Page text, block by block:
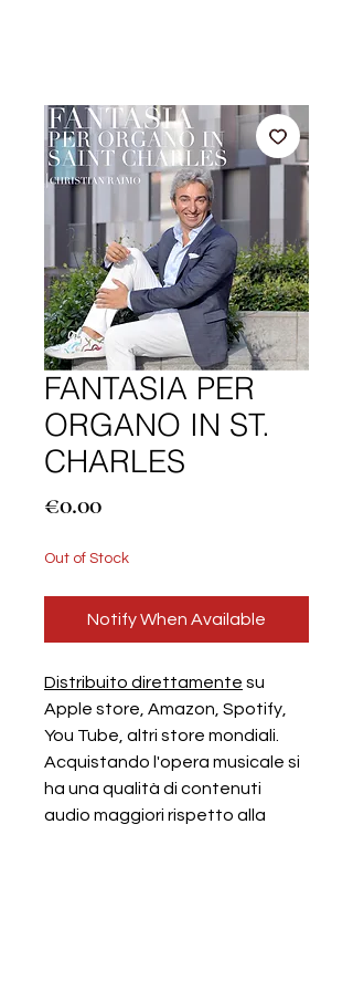
FANTASIA PER
ORGANO IN ST.
CHARLES
€0.00Price
Out of Stock
Notify When Available
Distribuito direttamente su
Apple store, Amazon, Spotify,
You Tube, altri store mondiali.
Acquistando l'opera musicale si
ha una qualità di contenuti
audio maggiori rispetto alla